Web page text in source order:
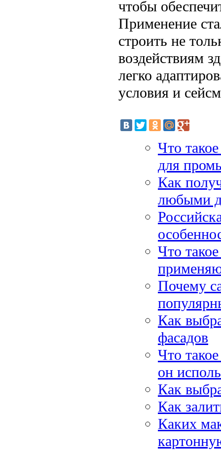
чтобы
Применение
строить не
воздействиям
легко
условия и
Что
для
Как
любыми
Что
Почему
Как
фасадов
Что
он
Как
Как
Каких